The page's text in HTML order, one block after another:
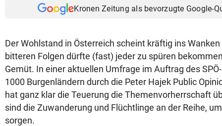
Kronen Zeitung als bevorzugte Google-
Der Wohlstand in Österreich scheint kräftig ins
bitteren Folgen dürfte (fast) jeder zu spüren
Gemüt. In einer aktuellen Umfrage im Auftrag des
1000 Burgenländern durch die Peter Hajek Public
hat ganz klar die Teuerung die Themenvorherrschaft
sind die Zuwanderung und Flüchtlinge an der Reihe,
sorgen.